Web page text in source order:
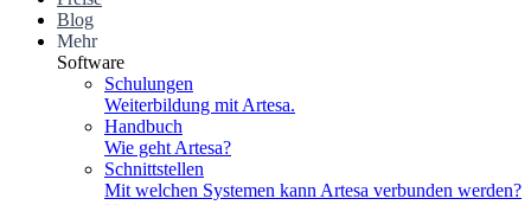
Blog
Mehr
Software
Schulungen
Weiterbildung mit Artesa.
Handbuch
Wie geht Artesa?
Schnittstellen
Mit welchen Systemen kann Artesa verbunden werden?